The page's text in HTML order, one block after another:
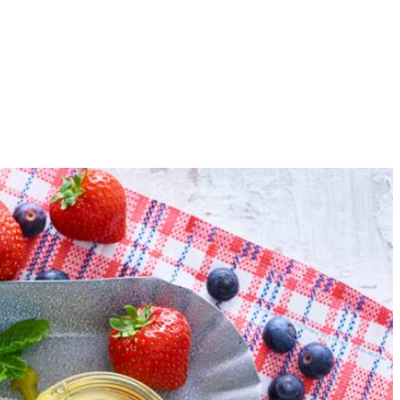
en klop met een mixer schuimig.
het citroenrasp en een ½ el citroensap toe. Klop alles met de
Bak de pavlova’s in de oven in ca. 1 uur en 15 min. gaar.